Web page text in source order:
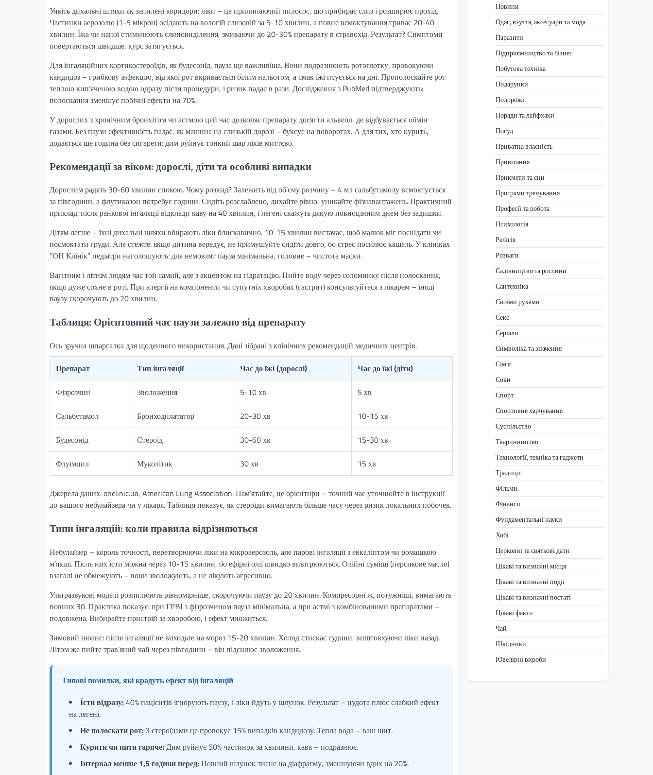
Уявіть дихальні шляхи як запилені коридори: ліки – це прилипаючий пилосос, що прибирає слиз і розширює прохід.
Частинки аерозолю (1-5 мікрон) осідають на вологій слизовій за 5-10 хвилин, а повне всмоктування триває 20-40
хвилин. Їжа чи напої стимулюють слиновиділення, змиваючи до 20-30% препарату в стравохід. Результат? Симптоми
повертаються швидше, курс затягується.
Для інгаляційних кортикостероїдів, як будесонід, пауза ще важливіша. Вони подразнюють ротоглотку, провокуючи
кандидоз – грибкову інфекцію, від якої рот вкривається білим нальотом, а смак їжі псується на дні. Прополоскайте рот
теплою кип’яченою водою одразу після процедури, і ризик падає в рази. Дослідження з PubMed підтверджують:
полоскання зменшує побічні ефекти на 70%.
У дорослих з хронічним бронхітом чи астмою цей час дозволяє препарату досягти альвеол, де відбувається обмін
газами. Без паузи ефективність падає, як машина на слизькій дорозі – буксує на поворотах. А для тих, хто курить,
додається ще година без сигарети: дим руйнує тонкий шар ліків миттєво.
Рекомендації за віком: дорослі, діти та особливі випадки
Дорослим радять 30-60 хвилин спокою. Чому розкид? Залежить від об’єму розчину – 4 мл сальбутамолу всмоктується
за півгодини, а флутиказон потребує години. Сидіть розслаблено, дихайте рівно, уникайте фізнавантажень. Практичний
приклад: після ранкової інгаляції відклади каву на 40 хвилин, і легені скажуть дякую повноцінним днем без задишки.
Дітям легше – їхні дихальні шляхи вбирають ліки блискавично. 10-15 хвилин вистачає, щоб малюк міг поснідати чи
посмоктати груди. Але стежте: якщо дитина вередує, не примушуйте сидіти довго, бо стрес посилює кашель. У клініках
“ОН Клінік” педіатри наголошують: для немовлят пауза мінімальна, головне – чистота маски.
Вагітним і літнім людям час той самий, але з акцентом на гідратацію. Пийте воду через соломинку після полоскання,
якщо дуже сохне в роті. При алергії на компоненти чи супутніх хворобах (гастрит) консультуйтеся з лікарем – іноді
паузу скорочують до 20 хвилин.
Таблиця: Орієнтовний час паузи залежно від препарату
Ось зручна шпаргалка для щоденного використання. Дані зібрані з клінічних рекомендацій медичних центрів.
Препарат
Тип інгаляції Час до їжі (дорослі) Час до їжі (діти)
Фізрозчин Зволоження 5-10 хв 5 хв
Сальбутамол Бронходилататор 20-30 хв 10-15 хв
Будесонід Стероїд 30-60 хв 15-30 хв
Флуімцил Муколітик 30 хв 15 хв
Джерела даних: onclinic.ua, American Lung Association. Пам’ятайте, це орієнтири – точний час уточнюйте в інструкції
до вашого небулайзера чи у лікаря. Таблиця показує, як стероїди вимагають більше часу через ризик локальних побочек.
Типи інгаляцій: коли правила відрізняються
Небулайзер – король точності, перетворюючи ліки на мікроаерозоль, але парові інгаляції з евкаліптом чи ромашкою
м’якші. Після них їсти можна через 10-15 хвилин, бо ефірні олії швидко вивітрюються. Олійні суміші (персикове масло)
взагалі не обмежують – вони зволожують, а не лікують агресивно.
Ультразвукові моделі розпилюють рівномірніше, скорочуючи паузу до 20 хвилин. Компресорні ж, потужніші, вимагають
повних 30. Практика показує: при ГРВІ з фізрозчином пауза мінімальна, а при астмі з комбінованими препаратами –
подовжена. Вибирайте пристрій за хворобою, і ефект множиться.
Зимовий нюанс: після інгаляції не виходьте на мороз 15-20 хвилин. Холод стискає судини, виштовхуючи ліки назад.
Літом же пийте трав’яний чай через півгодини – він підсилює зволоження.
Типові помилки, які крадуть ефект від інгаляцій
Їсти відразу:40% пацієнтів ігнорують паузу, і ліки йдуть у шлунок. Результат – нудота плюс слабкий ефект
на легені.
Не полоскати рот:З стероїдами це провокує 15% випадків кандидозу. Тепла вода – ваш щит.
Курити чи пити гаряче:Дим руйнує 50% частинок за хвилини, кава – подразнює.
Інтервал менше 1,5 години перед:Повний шлунок тисне на діафрагму, зменшуючи вдих на 20%.
Новини
Одяг, взуття, аксесуари та мода
Паразити
Підприємництво та бізнес
Побутова техніка
Подарунки
Подорожі
Поради та лайфхаки
Посуд
Приватна власність
Привітання
Прикмети та сни
Програми тренування
Професії та робота
Психологія
Релігія
Розваги
Садівництво та рослини
Сантехніка
Своїми руками
Секс
Серіали
Символіка та значення
Сім’я
Соки
Спорт
Спортивне харчування
Суспільство
Тваринництво
Технології, техніка та гаджети
Традиції
Фільми
Фінанси
Фундаментальні науки
Хобі
Церковні та святкові дати
Цікаві та визначні місця
Цікаві та визначні події
Цікаві та визначні постаті
Цікаві факти
Чай
Шкідники
Ювелірні вироби